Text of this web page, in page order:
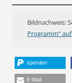
Bildnachweis:
Programm“
spenden
E-Mail